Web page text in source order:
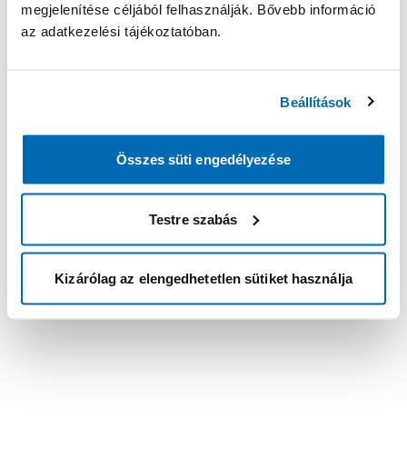
megjelenítése céljából felhasználják. Bővebb információ
az adatkezelési tájékoztatóban.
Beállítások
Összes süti engedélyezése
Testre szabás
Kizárólag az elengedhetetlen sütiket használja